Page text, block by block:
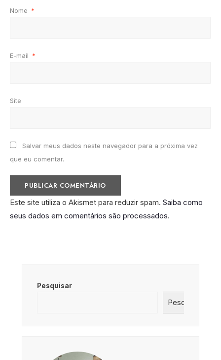
Nome *
E-mail *
Site
Salvar meus dados neste navegador para a próxima vez
que eu comentar.
Este site utiliza o Akismet para reduzir spam. Saiba como
seus dados em comentários são processados.
Pesquisar
Pesquisar